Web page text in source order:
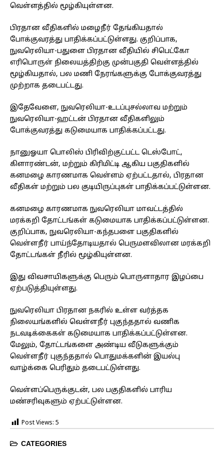
வெள்ளத்தில் மூழ்கியுள்ளன.
பிரதான வீதிகளில் மழைநீர் தேங்கியதால்
போக்குவரத்து பாதிக்கப்பட்டுள்ளது. குறிப்பாக,
நுவரெலியா-பதுளை பிரதான வீதியில் சிபெட்கோ
எரிபொருள் நிலையத்திற்கு முன்பகுதி வெள்ளத்தில்
மூழ்கியதால், பல மணி நேரங்களுக்கு போக்குவரத்து
முற்றாக தடைபட்டது.
இதேவேளை, நுவரெலியா-உடப்புசல்லாவ மற்றும்
நுவரெலியா-ஹட்டன் பிரதான வீதிகளிலும்
போக்குவரத்து கடுமையாக பாதிக்கப்பட்டது.
நானுஓயா பொலிஸ் பிரிவிற்குட்பட்ட டெஸ்போட்,
கிளாரண்டன், மற்றும் கிரிமிட்டி ஆகிய பகுதிகளில்
கனமழை காரணமாக வெள்ளம் ஏற்பட்டதால், பிரதான
வீதிகள் மற்றும் பல குடியிருப்புகள் பாதிக்கப்பட்டுள்ளன.
கனமழை காரணமாக நுவரெலியா மாவட்டத்தில்
மரக்கறி தோட்டங்கள் கடுமையாக பாதிக்கப்பட்டுள்ளன.
குறிப்பாக, நுவரெலியா-கந்தபளை பகுதிகளில்
வெள்ளநீர் பாய்ந்தோடியதால் பெருமளவிலான மரக்கறி
தோட்டங்கள் நீரில் மூழ்கியுள்ளன.
இது விவசாயிகளுக்கு பெரும் பொருளாதார இழப்பை
ஏற்படுத்தியுள்ளது.
நுவரெலியா பிரதான நகரில் உள்ள வர்த்தக
நிலையங்களில் வெள்ளநீர் புகுந்ததால் வணிக
நடவடிக்கைகள் கடுமையாக பாதிக்கப்பட்டுள்ளன.
மேலும், தோட்டங்களை அண்டிய வீடுகளுக்கும்
வெள்ளநீர் புகுந்ததால் பொதுமக்களின் இயல்பு
வாழ்க்கை பெரிதும் தடைபட்டுள்ளது.
வெள்ளப்பெருக்குடன், பல பகுதிகளில் பாரிய
மண்சரிவுகளும் ஏற்பட்டுள்ளன.
Post Views: 5
CATEGORIES